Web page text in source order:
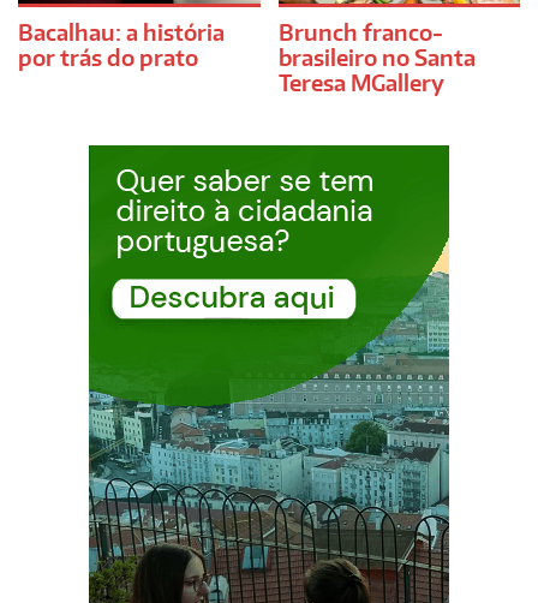
Bacalhau: a história
por trás do prato
Brunch franco-
brasileiro no Santa
Teresa MGallery